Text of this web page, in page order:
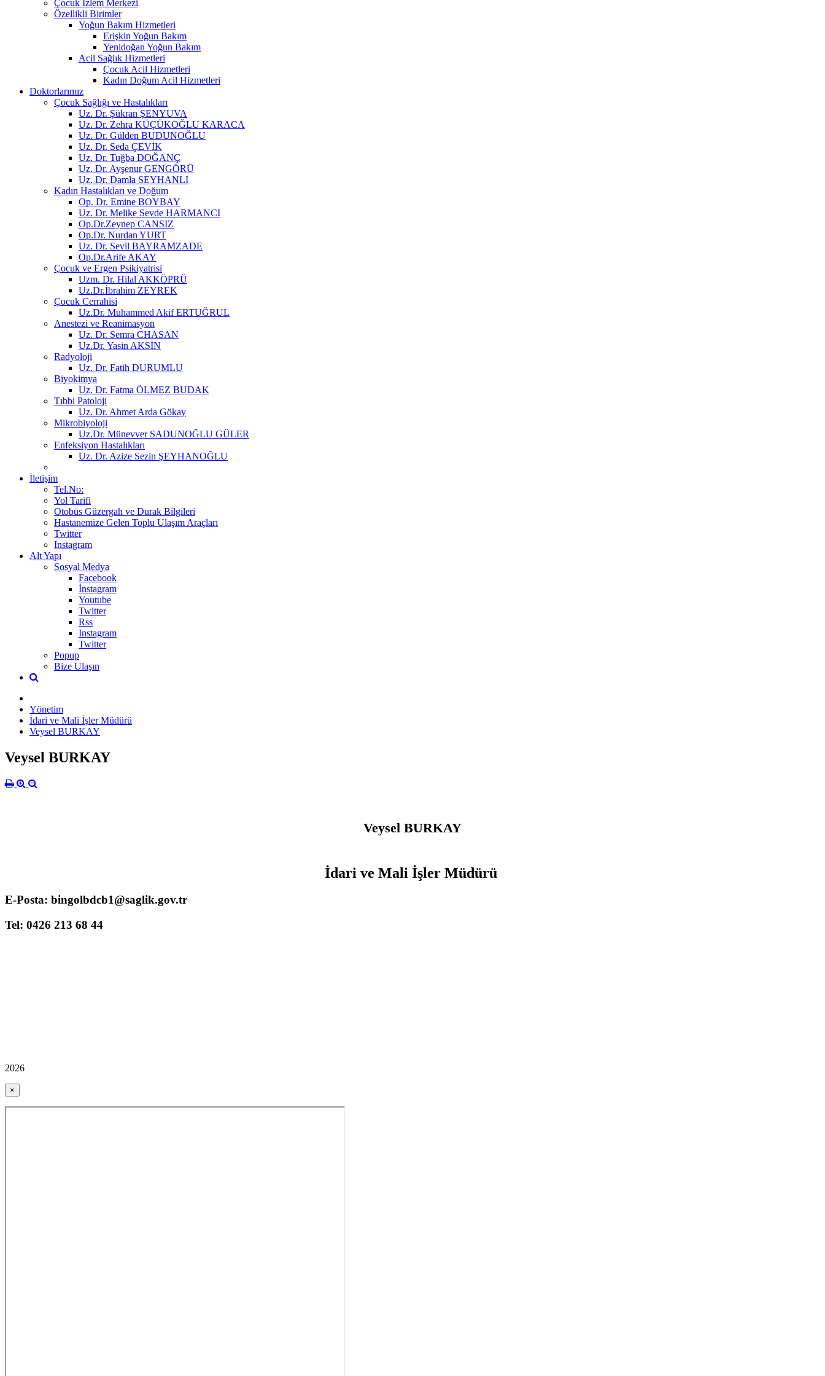
Çocuk İzlem Merkezi
Özellikli Birimler
Yoğun Bakım Hizmetleri
Erişkin Yoğun Bakım
Yenidoğan Yoğun Bakım
Acil Sağlık Hizmetleri
Çocuk Acil Hizmetleri
Kadın Doğum Acil Hizmetleri
Doktorlarımız
Çocuk Sağlığı ve Hastalıkları
Uz. Dr. Şükran ŞENYUVA
Uz. Dr. Zehra KÜÇÜKOĞLU KARACA
Uz. Dr. Gülden BUDUNOĞLU
Uz. Dr. Seda ÇEVİK
Uz. Dr. Tuğba DOĞANÇ
Uz. Dr. Ayşenur GENGÖRÜ
Uz. Dr. Damla SEYHANLI
Kadın Hastalıkları ve Doğum
Op. Dr. Emine BOYBAY
Uz. Dr. Melike Sevde HARMANCI
Op.Dr.Zeynep CANSIZ
Op.Dr. Nurdan YURT
Uz. Dr. Sevil BAYRAMZADE
Op.Dr.Arife AKAY
Çocuk ve Ergen Psikiyatrisi
Uzm. Dr. Hilal AKKÖPRÜ
Uz.Dr.İbrahim ZEYREK
Çocuk Cerrahisi
Uz.Dr. Muhammed Akif ERTUĞRUL
Anestezi ve Reanimasyon
Uz. Dr. Semra CHASAN
Uz.Dr. Yasin AKSİN
Radyoloji
Uz. Dr. Fatih DURUMLU
Biyokimya
Uz. Dr. Fatma ÖLMEZ BUDAK
Tıbbi Patoloji
Uz. Dr. Ahmet Arda Gökay
Mikrobiyoloji
Uz.Dr. Münevver SADUNOĞLU GÜLER
Enfeksiyon Hastalıkları
Uz. Dr. Azize Sezin ŞEYHANOĞLU
İletişim
Tel.No:
Yol Tarifi
Otobüs Güzergah ve Durak Bilgileri
Hastanemize Gelen Toplu Ulaşım Araçları
Twitter
Instagram
Alt Yapı
Sosyal Medya
Facebook
İnstagram
Youtube
Twitter
Rss
Instagram
Twitter
Popup
Bize Ulaşın
Yönetim
İdari ve Mali İşler Müdürü
Veysel BURKAY
Veysel BURKAY
Veysel BURKAY
İdari ve Mali İşler Müdürü
E-Posta: bingolbdcb1@saglik.gov.tr
Tel: 0426 213 68 44
2026
×